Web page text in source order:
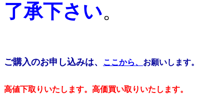
了承下さい。
ご購入のお申し込みは、 ここから、 お願いします。
高値下取りいたします。高価買い取りいたします。